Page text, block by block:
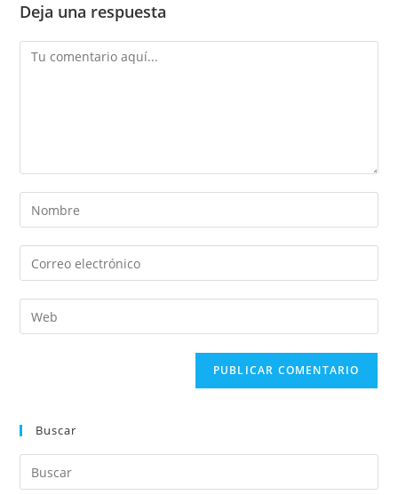
Deja una respuesta
Buscar